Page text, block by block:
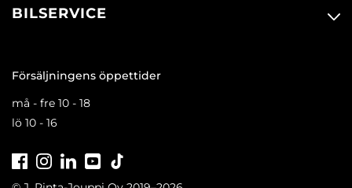
BILSERVICE
Försäljningens öppettider
må - fre 10 - 18
lö 10 - 16
FacebookInstagramLinkedInYoutube